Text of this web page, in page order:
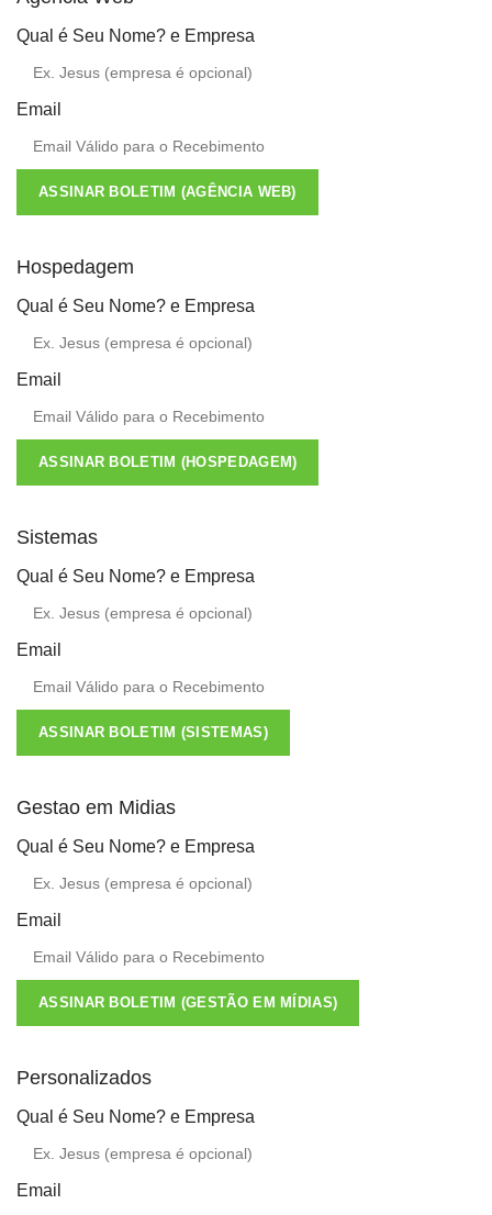
Qual é Seu Nome? e Empresa
Email
ASSINAR BOLETIM (AGÊNCIA WEB)
Hospedagem
Qual é Seu Nome? e Empresa
Email
ASSINAR BOLETIM (HOSPEDAGEM)
Sistemas
Qual é Seu Nome? e Empresa
Email
ASSINAR BOLETIM (SISTEMAS)
Gestao em Midias
Qual é Seu Nome? e Empresa
Email
ASSINAR BOLETIM (GESTÃO EM MÍDIAS)
Personalizados
Qual é Seu Nome? e Empresa
Email